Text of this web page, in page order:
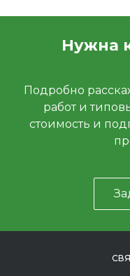
Нужна
Подробно
работ и
стоимость и